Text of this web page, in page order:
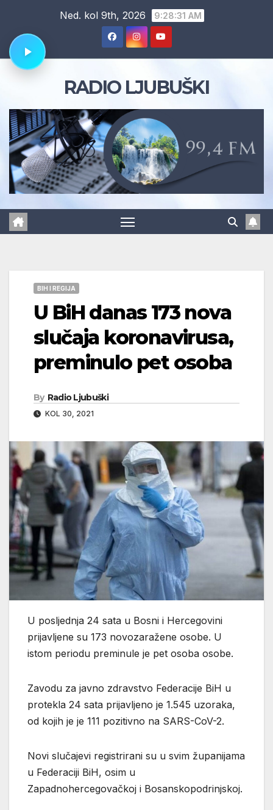
content
Ned. kol 9th, 2026 9:28:32 AM
RADIO LJUBUŠKI
BIH I REGIJA
U BiH danas 173 nova
slučaja koronavirusa,
preminulo pet osoba
By Radio Ljubuški
KOL 30, 2021
U posljednja 24 sata u Bosni i Hercegovini
prijavljene su 173 novozaražene osobe. U
istom periodu preminule je pet osoba osobe.
Zavodu za javno zdravstvo Federacije BiH u
protekla 24 sata prijavljeno je 1.545 uzoraka,
od kojih je je 111 pozitivno na SARS-CoV-2.
Novi slučajevi registrirani su u svim županijama
u Federaciji BiH, osim u
Zapadnohercegovačkoj i Bosanskopodrinjskoj.